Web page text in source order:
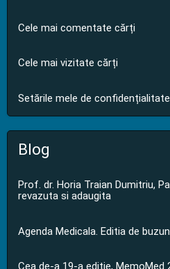
Cele mai comentate cărți
Cele mai vizitate cărți
Setările mele de confidențialitate
Blog
Prof. dr. Horia Traian Dumitriu,
revazuta si adaugita
Agenda Medicala. Editia de
Cea de-a 19-a editie,